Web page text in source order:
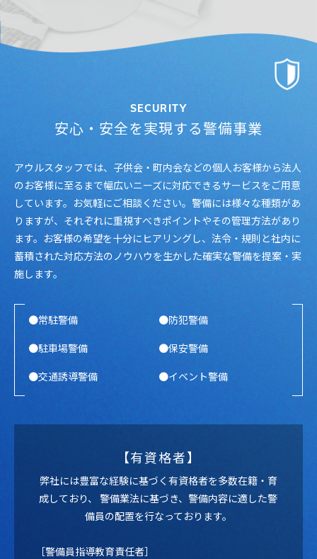
SECURITY
安心・安全を実現する警備事業
アウルスタッフでは、子供会・町内会などの個人お客様から法人
のお客様に至るまで幅広いニーズに対応できるサービスをご用意
しています。お気軽にご相談ください。警備には様々な種類があ
りますが、それぞれに重視すべきポイントやその管理方法があり
ます。お客様の希望を十分にヒアリングし、法令・規則と社内に
蓄積された対応方法のノウハウを生かした確実な警備を提案・実
施します。
●常駐警備
●防犯警備
●駐車場警備
●保安警備
●交通誘導警備
●イベント警備
【有資格者】
弊社には豊富な経験に基づく有資格者を多数在籍・育
成しており、
警備業法に基づき、警備内容に適した警
備員の配置を行なっております。
［警備員指導教育責任者］